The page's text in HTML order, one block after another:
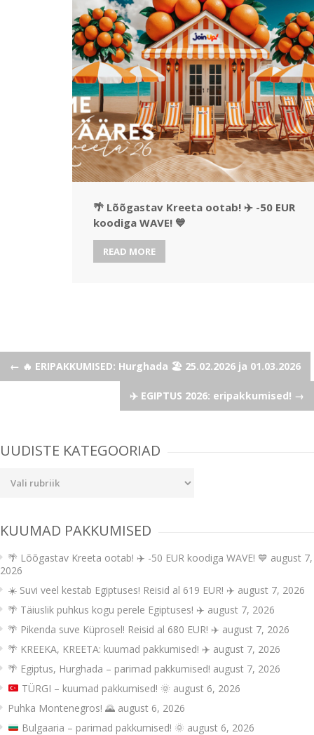
🌴 Lõõgastav Kreeta ootab! ✈️ -50 EUR
koodiga WAVE! 💙
READ MORE
Post
← 🔥 ERIPAKKUMISED: Hurghada 🏖️ 25.02.2026 ja 01.03.2026
✈️ EGIPTUS 2026: eripakkumised! →
UUDISTE KATEGOORIAD
KUUMAD PAKKUMISED
🌴 Lõõgastav Kreeta ootab! ✈️ -50 EUR koodiga WAVE! 💙 august 7,
2026
☀️ Suvi veel kestab Egiptuses! Reisid al 619 EUR! ✈️ august 7, 2026
🌴 Täiuslik puhkus kogu perele Egiptuses! ✈️ august 7, 2026
🌴 Pikenda suve Küprosel! Reisid al 680 EUR! ✈️ august 7, 2026
🌴 KREEKA, KREETA: kuumad pakkumised! ✈️ august 7, 2026
🌴 Egiptus, Hurghada – parimad pakkumised! august 7, 2026
TÜRGI – kuumad pakkumised! 🌞 august 6, 2026
Puhka Montenegros! 🌄 august 6, 2026
Bulgaaria – parimad pakkumised! 🌞 august 6, 2026